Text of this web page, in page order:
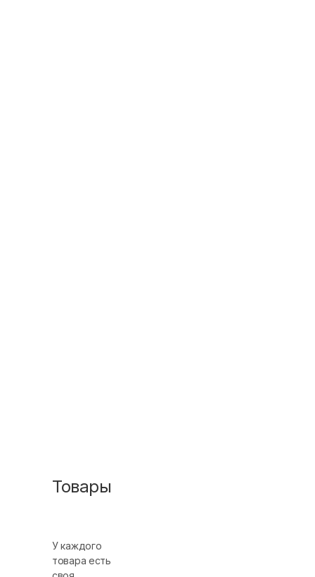
Товары
У каждого
товара есть